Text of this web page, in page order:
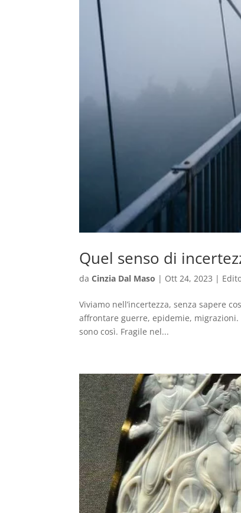
Quel senso di
daCinzia Dal Maso | Ott 24, 2023 |
Viviamo nell’incertezza, senza sapere
affrontare guerre, epidemie, migrazioni.
sono così. Fragile nel...